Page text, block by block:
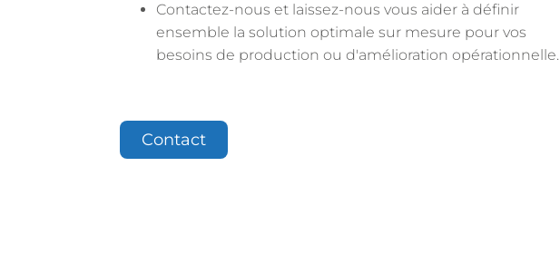
Contactez-nous et laissez-nous vous aider à définir
ensemble la solution optimale sur mesure pour vos
besoins de production ou d'amélioration opérationnelle.
Contact